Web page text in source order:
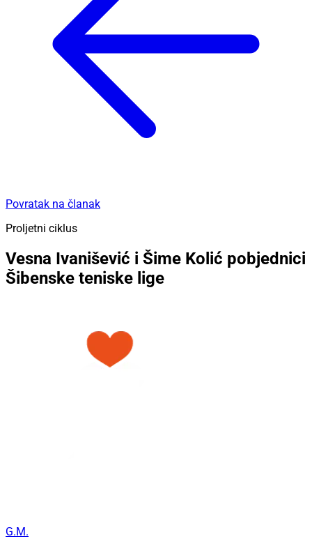
Povratak na članak
Proljetni ciklus
Vesna Ivanišević i Šime Kolić pobjednici
Šibenske teniske lige
G.M.